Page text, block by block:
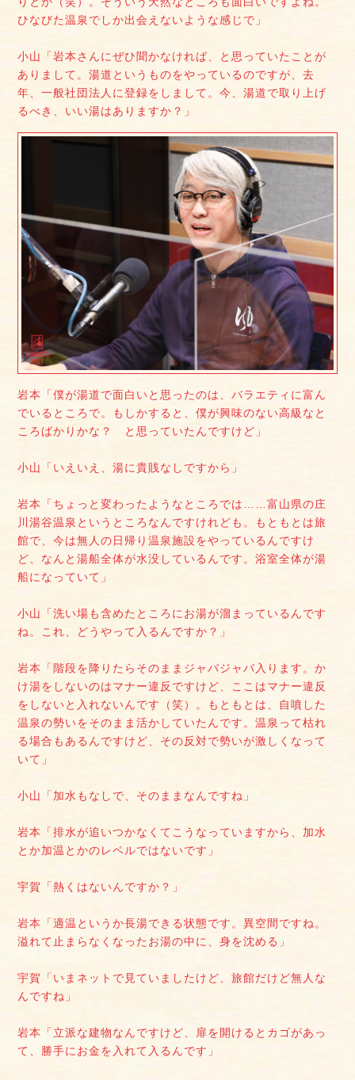
ひなびた温泉でしか出会えないような感じで」
小山「岩本さんにぜひ聞かなければ、と思っていたことが
ありまして。湯道というものをやっているのですが、去
年、一般社団法人に登録をしまして。今、湯道で取り上げ
るべき、いい湯はありますか？」
岩本「僕が湯道で面白いと思ったのは、バラエティに富ん
でいるところで。もしかすると、僕が興味のない高級なと
ころばかりかな？ と思っていたんですけど」
小山「いえいえ、湯に貴賎なしですから」
岩本「ちょっと変わったようなところでは……富山県の庄
川湯谷温泉というところなんですけれども。もともとは旅
館で、今は無人の日帰り温泉施設をやっているんですけ
ど、なんと湯船全体が水没しているんです。浴室全体が湯
船になっていて」
小山「洗い場も含めたところにお湯が溜まっているんです
ね。これ、どうやって入るんですか？」
岩本「階段を降りたらそのままジャバジャバ入ります。か
け湯をしないのはマナー違反ですけど、ここはマナー違反
をしないと入れないんです（笑）。もともとは、自噴した
温泉の勢いをそのまま活かしていたんです。温泉って枯れ
る場合もあるんですけど、その反対で勢いが激しくなって
いて」
小山「加水もなしで、そのままなんですね」
岩本「排水が追いつかなくてこうなっていますから、加水
とか加温とかのレベルではないです」
宇賀「熱くはないんですか？」
岩本「適温というか長湯できる状態です。異空間ですね。
溢れて止まらなくなったお湯の中に、身を沈める」
宇賀「いまネットで見ていましたけど、旅館だけど無人な
んですね」
岩本「立派な建物なんですけど、扉を開けるとカゴがあっ
て、勝手にお金を入れて入るんです」